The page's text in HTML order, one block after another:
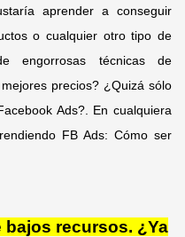
aprender a conseguir
o cualquier otro tipo de
engorrosas técnicas de
precios? ¿Quizá sólo
Ads?. En cualquiera
FB Ads: Cómo ser
bajos recursos. ¿Ya